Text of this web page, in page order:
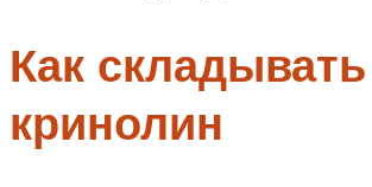
Как складывать
кринолин